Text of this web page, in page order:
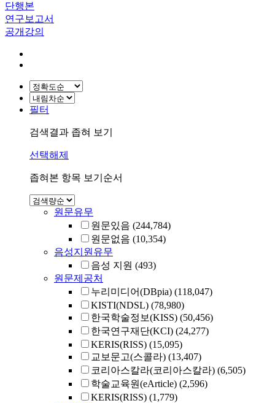
단행본
연구보고서
공개강의
필터
검색결과 좁혀 보기
선택해제
좁혀본 항목 보기순서
원문유무
원문있음 (244,784)
원문없음 (10,354)
음성지원유무
음성 지원 (493)
원문제공처
누리미디어(DBpia) (118,047)
KISTI(NDSL) (78,980)
한국학술정보(KISS) (50,456)
한국연구재단(KCI) (24,277)
KERIS(RISS) (15,095)
교보문고(스콜라) (13,407)
코리아스칼라(코리아스칼라) (6,505)
학술교육원(eArticle) (2,596)
KERIS(RISS) (1,779)